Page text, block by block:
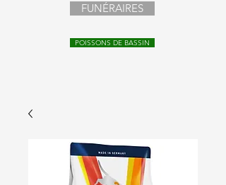
FUNÉRAIRES
POISSONS DE BASSIN